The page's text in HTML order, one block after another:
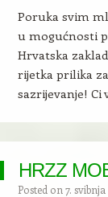
Poruka svim
u mogućnosti
Hrvatska
rijetka prilika
sazrijevanje! Ci
HRZZ
Posted on 7. svibnja